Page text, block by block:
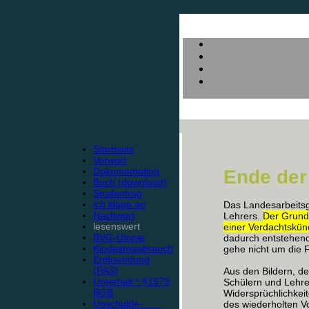
Startseite
Vorwort
Dokumentation
Buch (download)
Strafantrag
ich klage an
Nachwort
lesenswert
BVG-Utopie
Kindesmissbrauch
Entfremdung
(PAS)
Unterhalt * §1579
BGB
Unschulds-
Ende
Das
Lehrers. Der
einer
dadurch
gehe nicht um die
Aus den Bildern,
Schülern und
des wiederholten